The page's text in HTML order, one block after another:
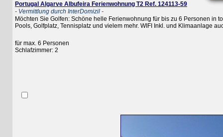
Portugal Algarve Albufeira Ferienwohnung T2 Ref. 124113-59
- Vermittlung durch InterDomizil -
Möchten Sie Golfen: Schöne helle Ferienwohnung für bis zu 6 Personen in
Pools, Golfplatz, Tennisplatz und vielem mehr. WIFI Inkl. und Klimaanlage auch
für max. 6 Personen
Schlafzimmer: 2